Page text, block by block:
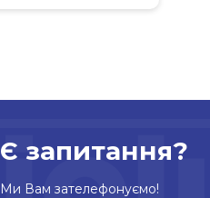
Є запитання?
Ми Вам зателефонуємо!